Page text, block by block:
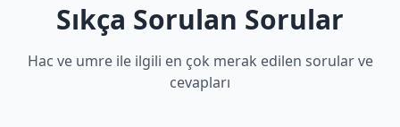
Sıkça Sorulan Sorular
Hac ve umre ile ilgili en çok merak edilen sorular ve
cevapları